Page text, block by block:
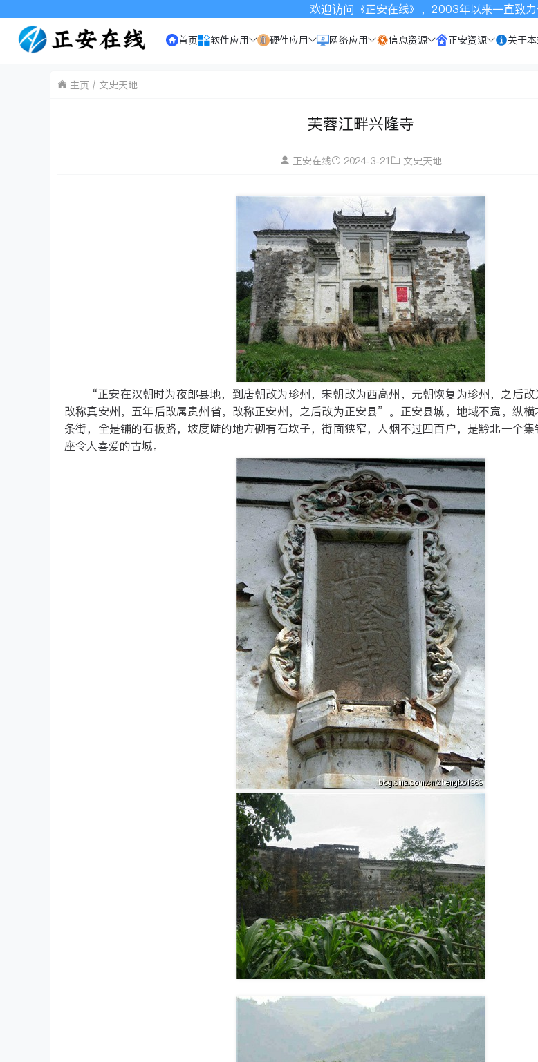
欢迎访问《正安在线》，2003年以来一直致力于宣传正安，请
首页 软件应用 硬件应用 网络应用 信息资源 正安资源 关于
主页 文史天地
芙蓉江畔兴隆寺
正安在线 2024-3-21 文史天地
“正安在汉朝时为夜郎县地，到唐朝改为珍州，宋朝改为西高州，元朝恢复为珍州，之后
改称真安州，五年后改属贵州省，改称正安州，之后改为正安县”。正安县城，地域不宽，纵
条街，全是铺的石板路，坡度陡的地方砌有石坎子，街面狭窄，人烟不过四百户，是黔北一个
座令人喜爱的古城。